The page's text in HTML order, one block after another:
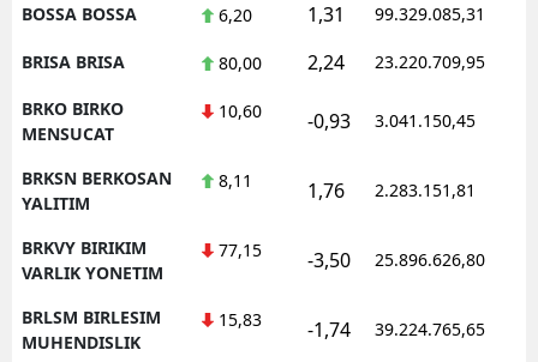
BOSSA BOSSA 6,20 1,31 99.329.085,31
BRISA BRISA 80,00 2,24 23.220.709,95
BRKO BIRKO
MENSUCAT
10,60 -0,93 3.041.150,45
BRKSN BERKOSAN
YALITIM
8,11 1,76 2.283.151,81
BRKVY BIRIKIM
VARLIK YONETIM
77,15 -3,50 25.896.626,80
BRLSM BIRLESIM
MUHENDISLIK
15,83 -1,74 39.224.765,65